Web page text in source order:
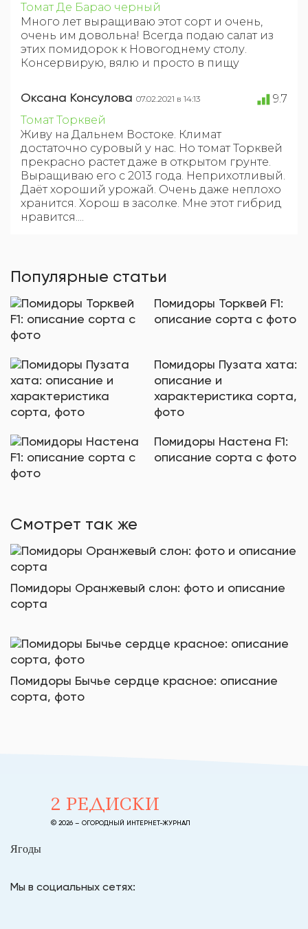
Томат Де Барао черный
Много лет выращиваю этот сорт и очень,
очень им довольна! Всегда подаю салат из
этих помидорок к Новогоднему столу.
Консервирую, вялю и просто в пищу
Оксана Консулова 07.02.2021 в 14:13
9.7
Томат Торквей
Живу на Дальнем Востоке. Климат
достаточно суровый у нас. Но томат Торквей
прекрасно растет даже в открытом грунте.
Выращиваю его с 2013 года. Неприхотливый.
Даёт хороший урожай. Очень даже неплохо
хранится. Хорош в засолке. Мне этот гибрид
нравится....
Популярные статьи
Помидоры Торквей F1:
описание сорта с фото
Помидоры Пузата хата:
описание и
характеристика сорта,
фото
Помидоры Настена F1:
описание сорта с фото
Смотрет так же
Помидоры Оранжевый слон: фото и описание
сорта
Помидоры Бычье сердце красное: описание
сорта, фото
2 РЕДИСКИ
© 2026 – ОГОРОДНЫЙ ИНТЕРНЕТ-ЖУРНАЛ
Ягоды
Мы в социальных сетях: